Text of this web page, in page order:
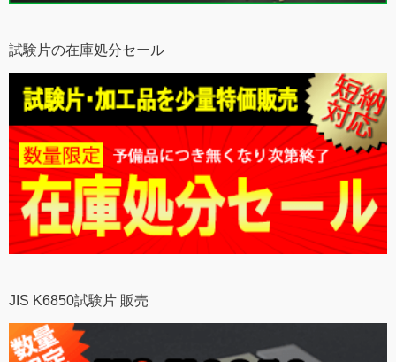
試験片の在庫処分セール
JIS K6850試験片 販売